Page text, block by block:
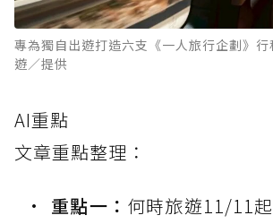
專為獨自出遊打造六支《一人旅行企劃》
遊／提供
AI重點
文章重點整理：
重點一： 何時旅遊11/11